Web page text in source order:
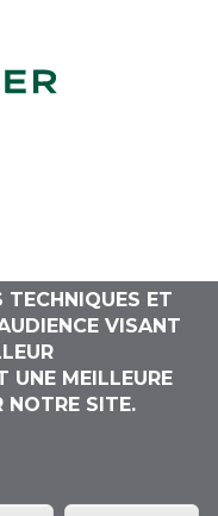
TECHNIQUES ET
VISANT
UNE MEILLEURE
NOTRE SITE.